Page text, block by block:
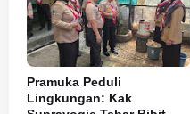
Pramuka Peduli
Lingkungan: Kak